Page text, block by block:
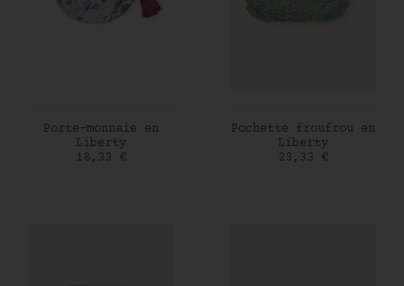
AJOUTER AU PANIER
Porte-monnaie en
Liberty
Prix
18,33 €
AJOUTER AU PANIER
Pochette froufrou en
Liberty
Prix
23,33 €